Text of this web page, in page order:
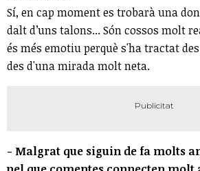
Sí, en cap moment es trobarà una
dalt d’uns talons... Són cossos molt
és més emotiu perquè s'ha tractat
des d'una mirada molt neta.
- Malgrat que siguin de fa molts